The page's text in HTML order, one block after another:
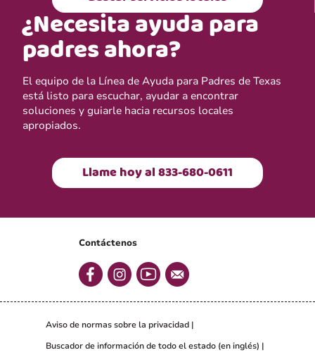
¿Necesita ayuda para
padres ahora?
El equipo de la Línea de Ayuda para Padres de Texas
está listo para escuchar, ayudar a encontrar
soluciones y guiarle hacia recursos locales
apropiados.
Llame hoy al 833-680-0611
Contáctenos
Aviso de normas sobre la privacidad
Buscador de información de todo el estado (en inglés)